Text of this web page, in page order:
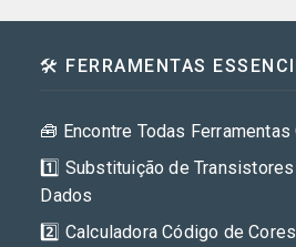
🛠️ FERRAMENTAS
🧰 Encontre Todas Ferramentas
1️⃣ Substituição de
Dados
2️⃣ Calculadora Código de